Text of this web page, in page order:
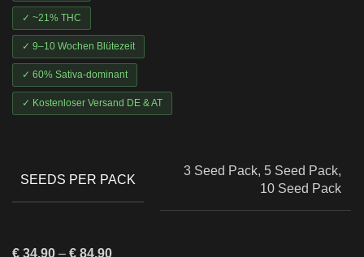
✓ ~21% THC
✓ 9–10 Wochen Blütezeit
✓ 60% Sativa-dominant
✓ Kostenloser Versand DE & AT
SEEDS PER PACK
3 Seed Pack, 5 Seed Pack,
10 Seed Pack
€ 34,90 –€ 84,90